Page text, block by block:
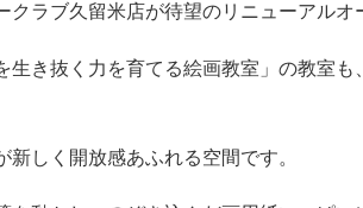
クラブ久留米店が待望のリニューアルオ
生き抜く力を育てる絵画教室」の教室
しく開放感あふれる空間です。